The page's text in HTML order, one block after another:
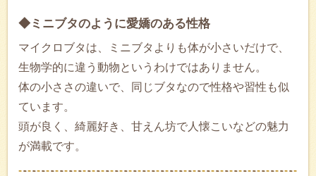
◆ミニブタのように愛嬌のある性格
マイクロブタは、ミニブタよりも体が小さいだけで、
生物学的に違う動物というわけではありません。
体の小ささの違いで、同じブタなので性格や習性も似
ています。
頭が良く、綺麗好き、甘えん坊で人懐こいなどの魅力
が満載です。